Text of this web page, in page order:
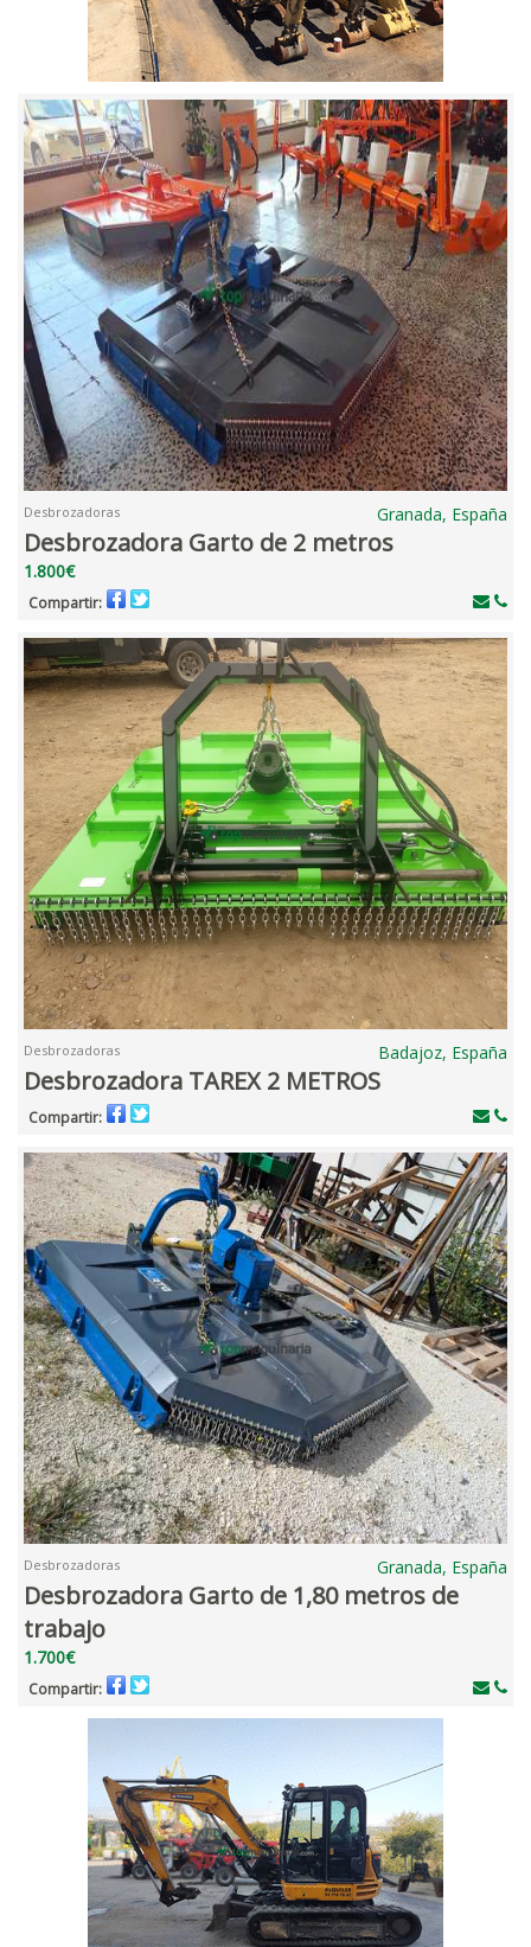
Desbrozadoras Granada, España
Desbrozadora Garto de 2 metros
1.800€
Compartir:
Desbrozadoras Badajoz, España
Desbrozadora TAREX 2 METROS
Compartir:
Desbrozadoras Granada, España
Desbrozadora Garto de 1,80 metros de
trabajo
1.700€
Compartir: